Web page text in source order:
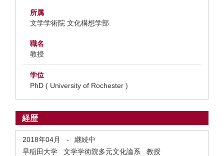
所属
文学学術院 文化構想学部
職名
教授
学位
PhD ( University of Rochester )
経歴
2018年04月 -
継続中
早稲田大学 文学学術院多元文化論系 教授